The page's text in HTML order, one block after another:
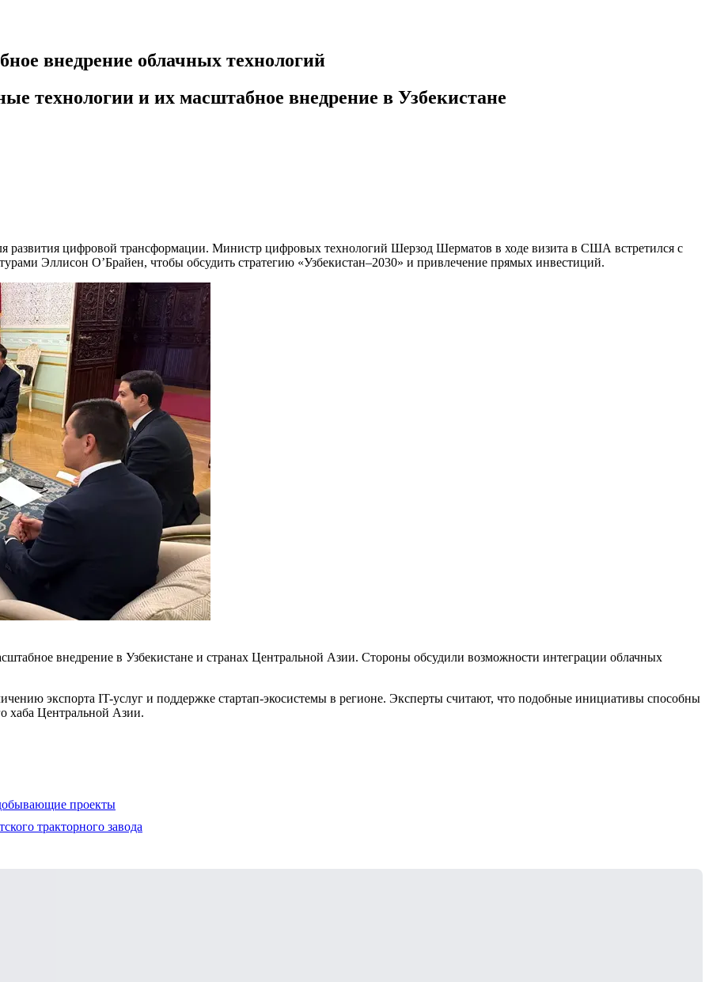
внедрение облачных технологий
технологии и их масштабное внедрение в Узбекистане
развития цифровой трансформации. Министр цифровых технологий Шерзод Шерматов в ходе визита в США встретился с
Эллисон О’Брайен, чтобы обсудить стратегию «Узбекистан–2030» и привлечение прямых инвестиций.
внедрение в Узбекистане и странах Центральной Азии. Стороны обсудили возможности интеграции облачных
экспорта IT-услуг и поддержке стартап-экосистемы в регионе. Эксперты считают, что подобные инициативы способны
хаба Центральной Азии.
проекты
тракторного завода